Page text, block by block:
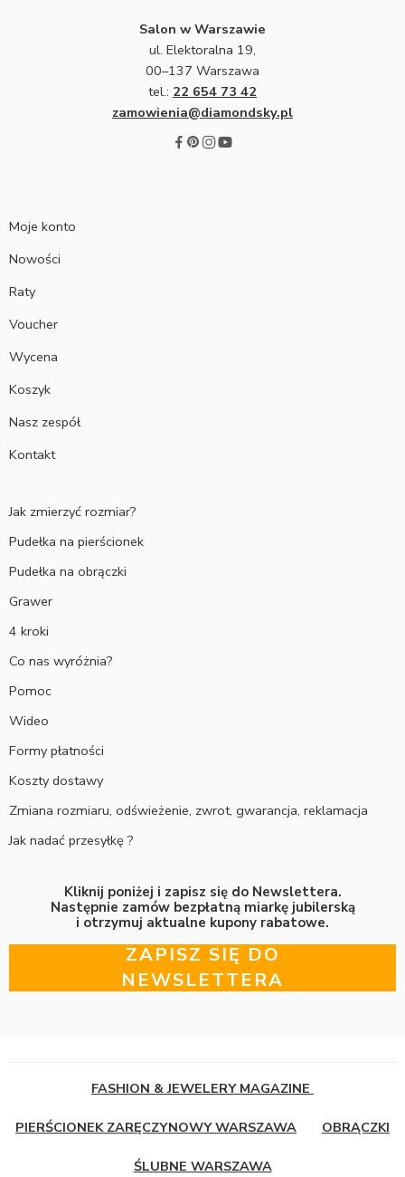
Salon w Warszawie
ul. Elektoralna 19,
00–137 Warszawa
tel.: 22 654 73 42
zamowienia@diamondsky.pl
Moje konto
Nowości
Raty
Voucher
Wycena
Koszyk
Nasz zespół
Kontakt
Jak zmierzyć rozmiar?
Pudełka na pierścionek
Pudełka na obrączki
Grawer
4 kroki
Co nas wyróżnia?
Pomoc
Wideo
Formy płatności
Koszty dostawy
Zmiana rozmiaru, odświeżenie, zwrot, gwarancja, reklamacja
Jak nadać przesyłkę ?
Kliknij poniżej i zapisz się do Newslettera.
Następnie zamów bezpłatną miarkę jubilerską
i otrzymuj aktualne kupony rabatowe.
ZAPISZ SIĘ DO
NEWSLETTERA
FASHION & JEWELERY MAGAZINE
PIERŚCIONEK ZARĘCZYNOWY WARSZAWA OBRĄCZKI
ŚLUBNE WARSZAWA